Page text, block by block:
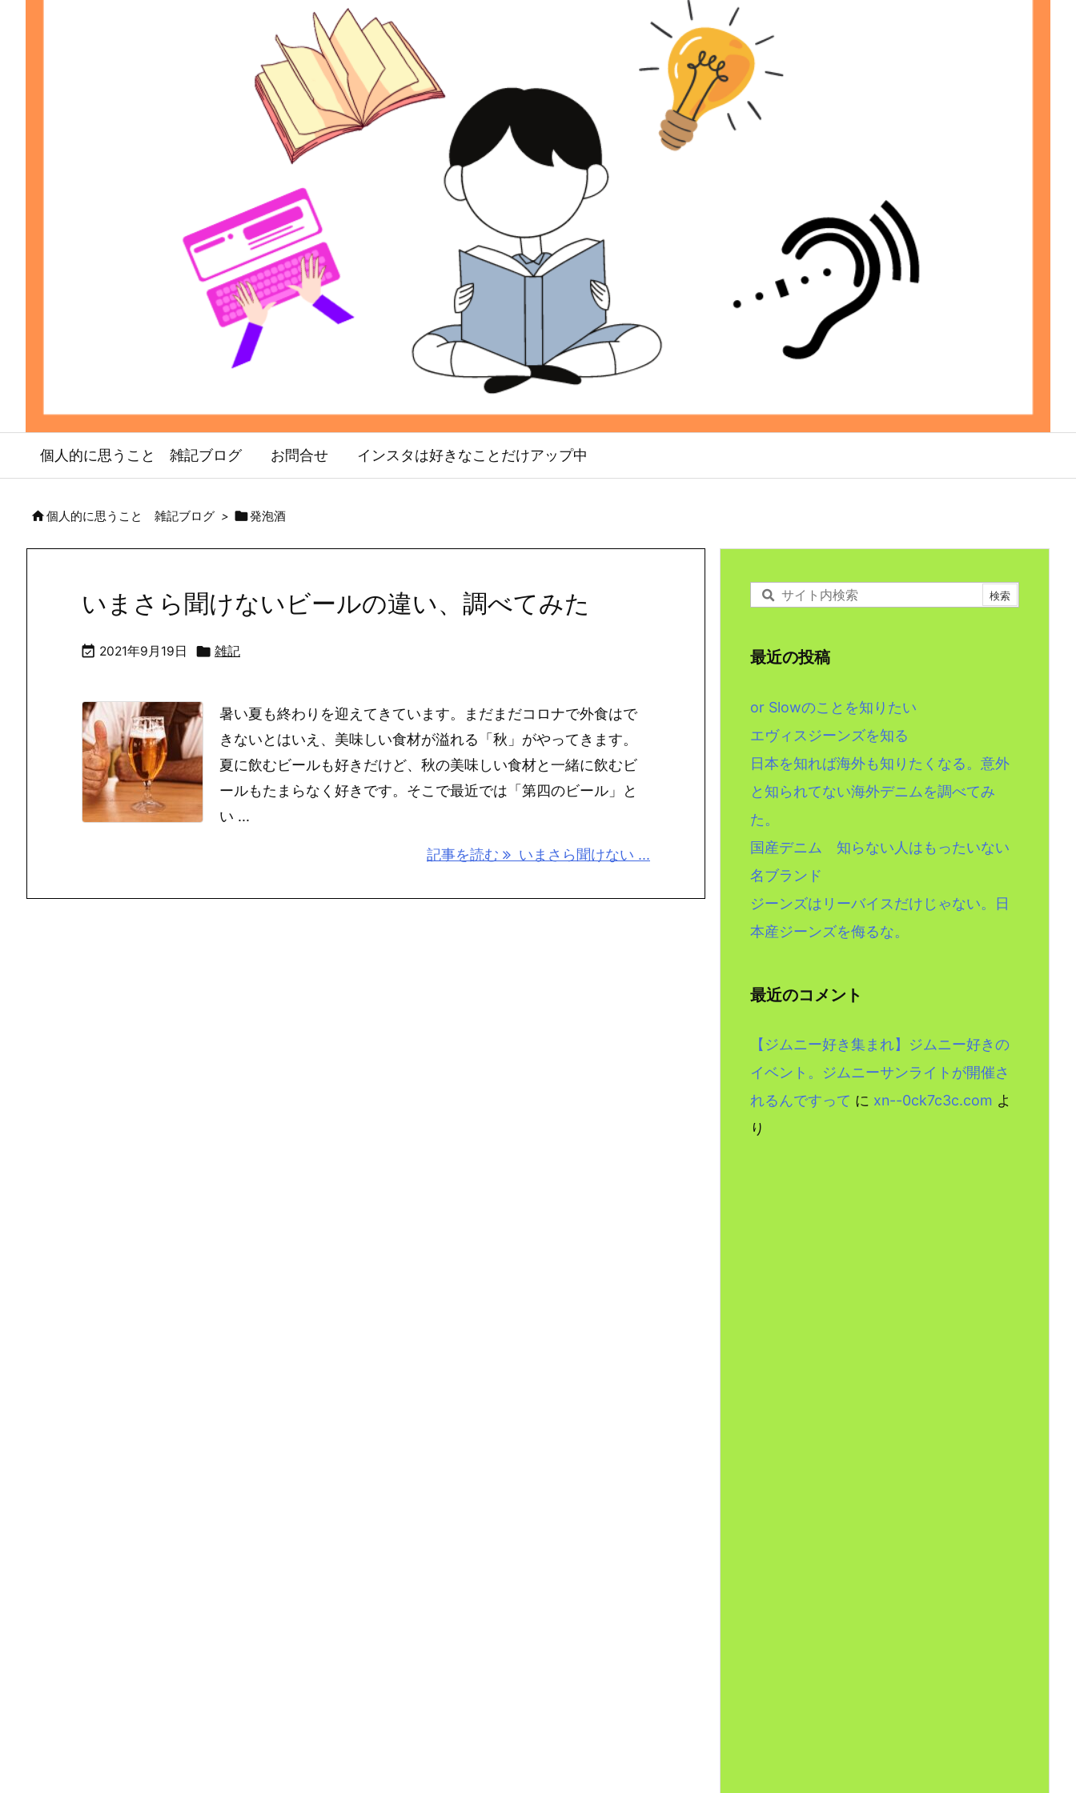
個人的に思うこと 雑記ブログ お問合せ インスタは好きなことだけアップ中
個人的に思うこと 雑記ブログ > 発泡酒
いまさら聞けないビールの違い、調べてみた
 2021年9月19日  雑記
暑い夏も終わりを迎えてきています。まだまだコロナで外食はで
きないとはいえ、美味しい食材が溢れる「秋」がやってきます。
夏に飲むビールも好きだけど、秋の美味しい食材と一緒に飲むビ
ールもたまらなく好きです。そこで最近では「第四のビール」と
い ...
記事を読む いまさら聞けない ...
最近の投稿
or Slowのことを知りたい
エヴィスジーンズを知る
日本を知れば海外も知りたくなる。意外
と知られてない海外デニムを調べてみ
た。
国産デニム 知らない人はもったいない
名ブランド
ジーンズはリーバイスだけじゃない。日
本産ジーンズを侮るな。
最近のコメント
【ジムニー好き集まれ】ジムニー好きの
イベント。ジムニーサンライトが開催さ
れるんですって に xn--0ck7c3c.com よ
り